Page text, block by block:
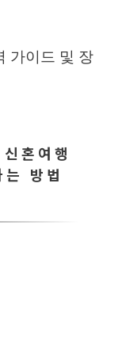
가이드 및 장
혼여행
방법